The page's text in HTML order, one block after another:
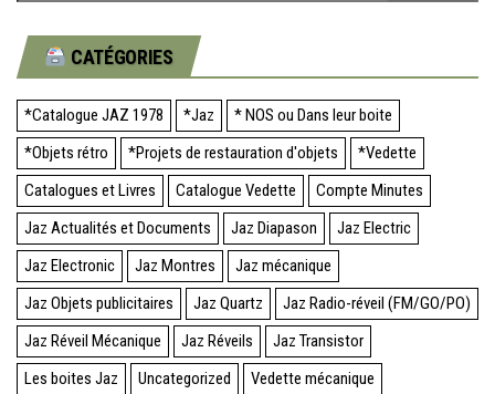
CATÉGORIES
*Catalogue JAZ 1978 *Jaz
* NOS ou Dans leur boite
*Objets rétro
*Projets de restauration d'objets
*Vedette
Catalogues et Livres
Catalogue Vedette
Compte Minutes
Jaz Actualités et Documents
Jaz Diapason
Jaz Electric
Jaz Electronic
Jaz Montres
Jaz mécanique
Jaz Objets publicitaires
Jaz Quartz
Jaz Radio-réveil (FM/GO/PO)
Jaz Réveil Mécanique
Jaz Réveils
Jaz Transistor
Les boites Jaz
Uncategorized Vedette mécanique